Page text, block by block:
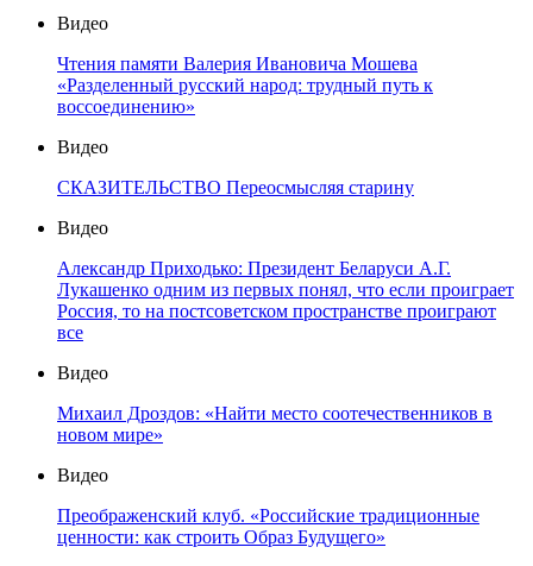
Видео
Чтения памяти Валерия Ивановича Мошева
«Разделенный русский народ: трудный путь к
воссоединению»
Видео
СКАЗИТЕЛЬСТВО Переосмысляя старину
Видео
Александр Приходько: Президент Беларуси А.Г.
Лукашенко одним из первых понял, что если проиграет
Россия, то на постсоветском пространстве проиграют
все
Видео
Михаил Дроздов: «Найти место соотечественников в
новом мире»
Видео
Преображенский клуб. «Российские традиционные
ценности: как строить Образ Будущего»